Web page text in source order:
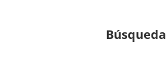
Búsqueda